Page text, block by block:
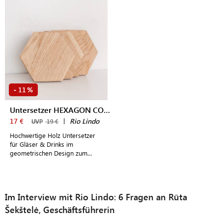
- 11 %
Untersetzer HEXAGON COASTERS 4er-Set
17 € UVP 19 € | Rio Lindo
Hochwertige Holz Untersetzer
für Gläser & Drinks im
geometrischen Design zum
Im Interview mit Rio Lindo: 6 Fragen an Rūta
Šekštelė, Geschäftsführerin